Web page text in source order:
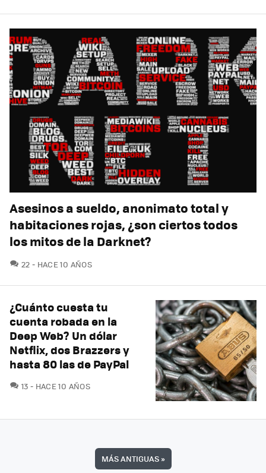
Asesinos a sueldo, anonimato total y
habitaciones rojas, ¿son ciertos todos
los mitos de la Darknet?
22 COMENTARIOS
HACE 10 AÑOS
¿Cuánto cuesta tu
cuenta robada en la
Deep Web? Un dólar
Netflix, dos Brazzers y
hasta 80 las de PayPal
13 COMENTARIOS
HACE 10 AÑOS
MÁS ANTIGUAS»